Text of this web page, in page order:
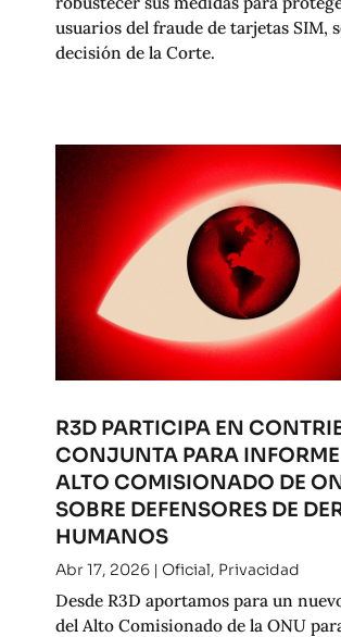
usuarios del fraude de tarjetas SIM,
decisión de la Corte.
R3D PARTICIPA EN
CONJUNTA PARA INFORME
ALTO COMISIONADO DE
SOBRE DEFENSORES DE
HUMANOS
Abr 17, 2026| Oficial, Privacidad
Desde R3D aportamos para un
del Alto Comisionado de la ONU